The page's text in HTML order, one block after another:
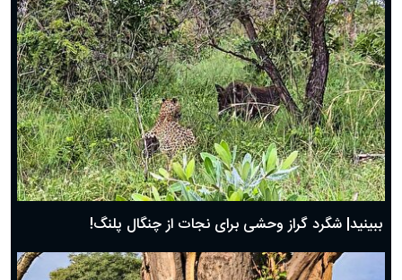
ببینید| شگرد گراز وحشی برای نجات از چنگال پلنگ!